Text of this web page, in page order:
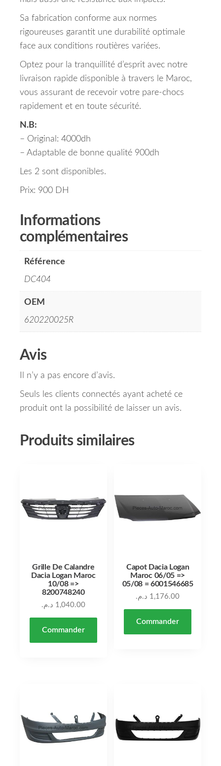
Sa fabrication conforme aux normes
rigoureuses garantit une durabilité optimale
face aux conditions routières variées.
Optez pour la tranquillité d’esprit avec notre
livraison rapide disponible à travers le Maroc,
vous assurant de recevoir votre pare-chocs
rapidement et en toute sécurité.
N.B:
– Original: 4000dh
– Adaptable de bonne qualité 900dh
Les 2 sont disponibles.
Prix: 900 DH
Informations
complémentaires
Référence
DC404
OEM
620220025R
Avis
Il n’y a pas encore d’avis.
Seuls les clients connectés ayant acheté ce
produit ont la possibilité de laisser un avis.
Produits similaires
Grille De Calandre
Dacia Logan Maroc
10/08 =>
8200748240
1,040.00 د.م.
Commander
Capot Dacia Logan
Maroc 06/05 =>
05/08 = 6001546685
1,176.00 د.م.
Commander